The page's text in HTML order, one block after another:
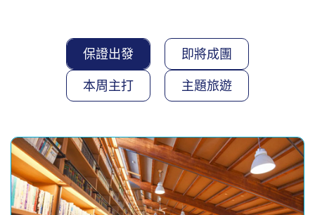
保證出發 即將成團
本周主打 主題旅遊